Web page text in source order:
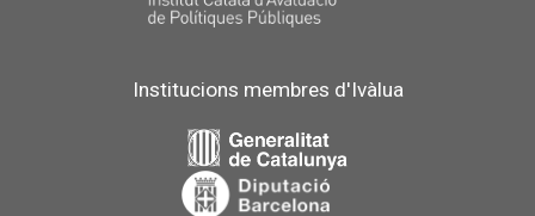
Institucions membres d'Ivàlua